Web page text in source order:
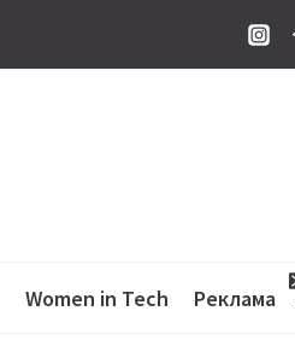
Women in Tech Реклама